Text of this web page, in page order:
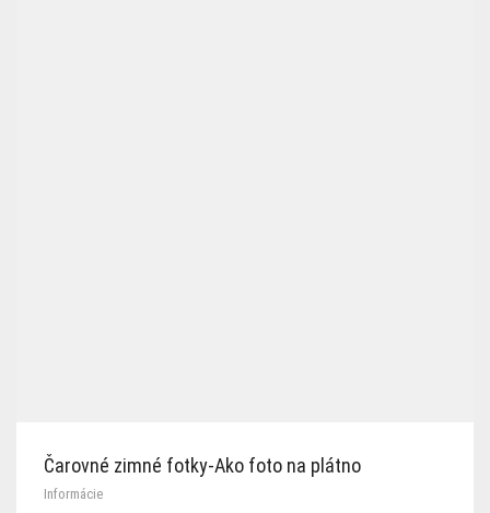
Čarovné zimné fotky-Ako foto na plátno
Informácie